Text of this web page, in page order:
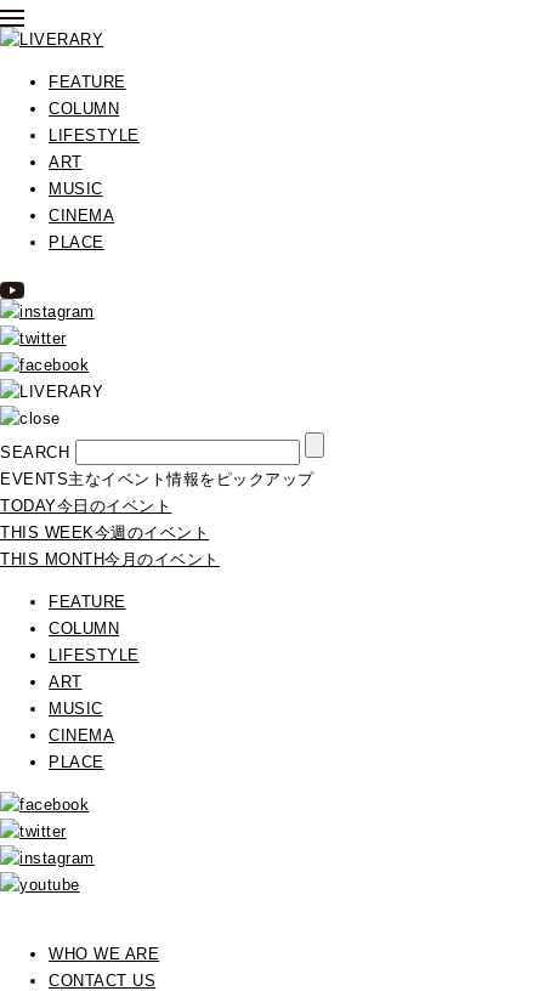
FEATURE
COLUMN
LIFESTYLE
ART
MUSIC
CINEMA
PLACE
SEARCH
EVENTS主なイベント情報をピックアップ
TODAY今日のイベント
THIS WEEK今週のイベント
THIS MONTH今月のイベント
FEATURE
COLUMN
LIFESTYLE
ART
MUSIC
CINEMA
PLACE
WHO WE ARE
CONTACT US